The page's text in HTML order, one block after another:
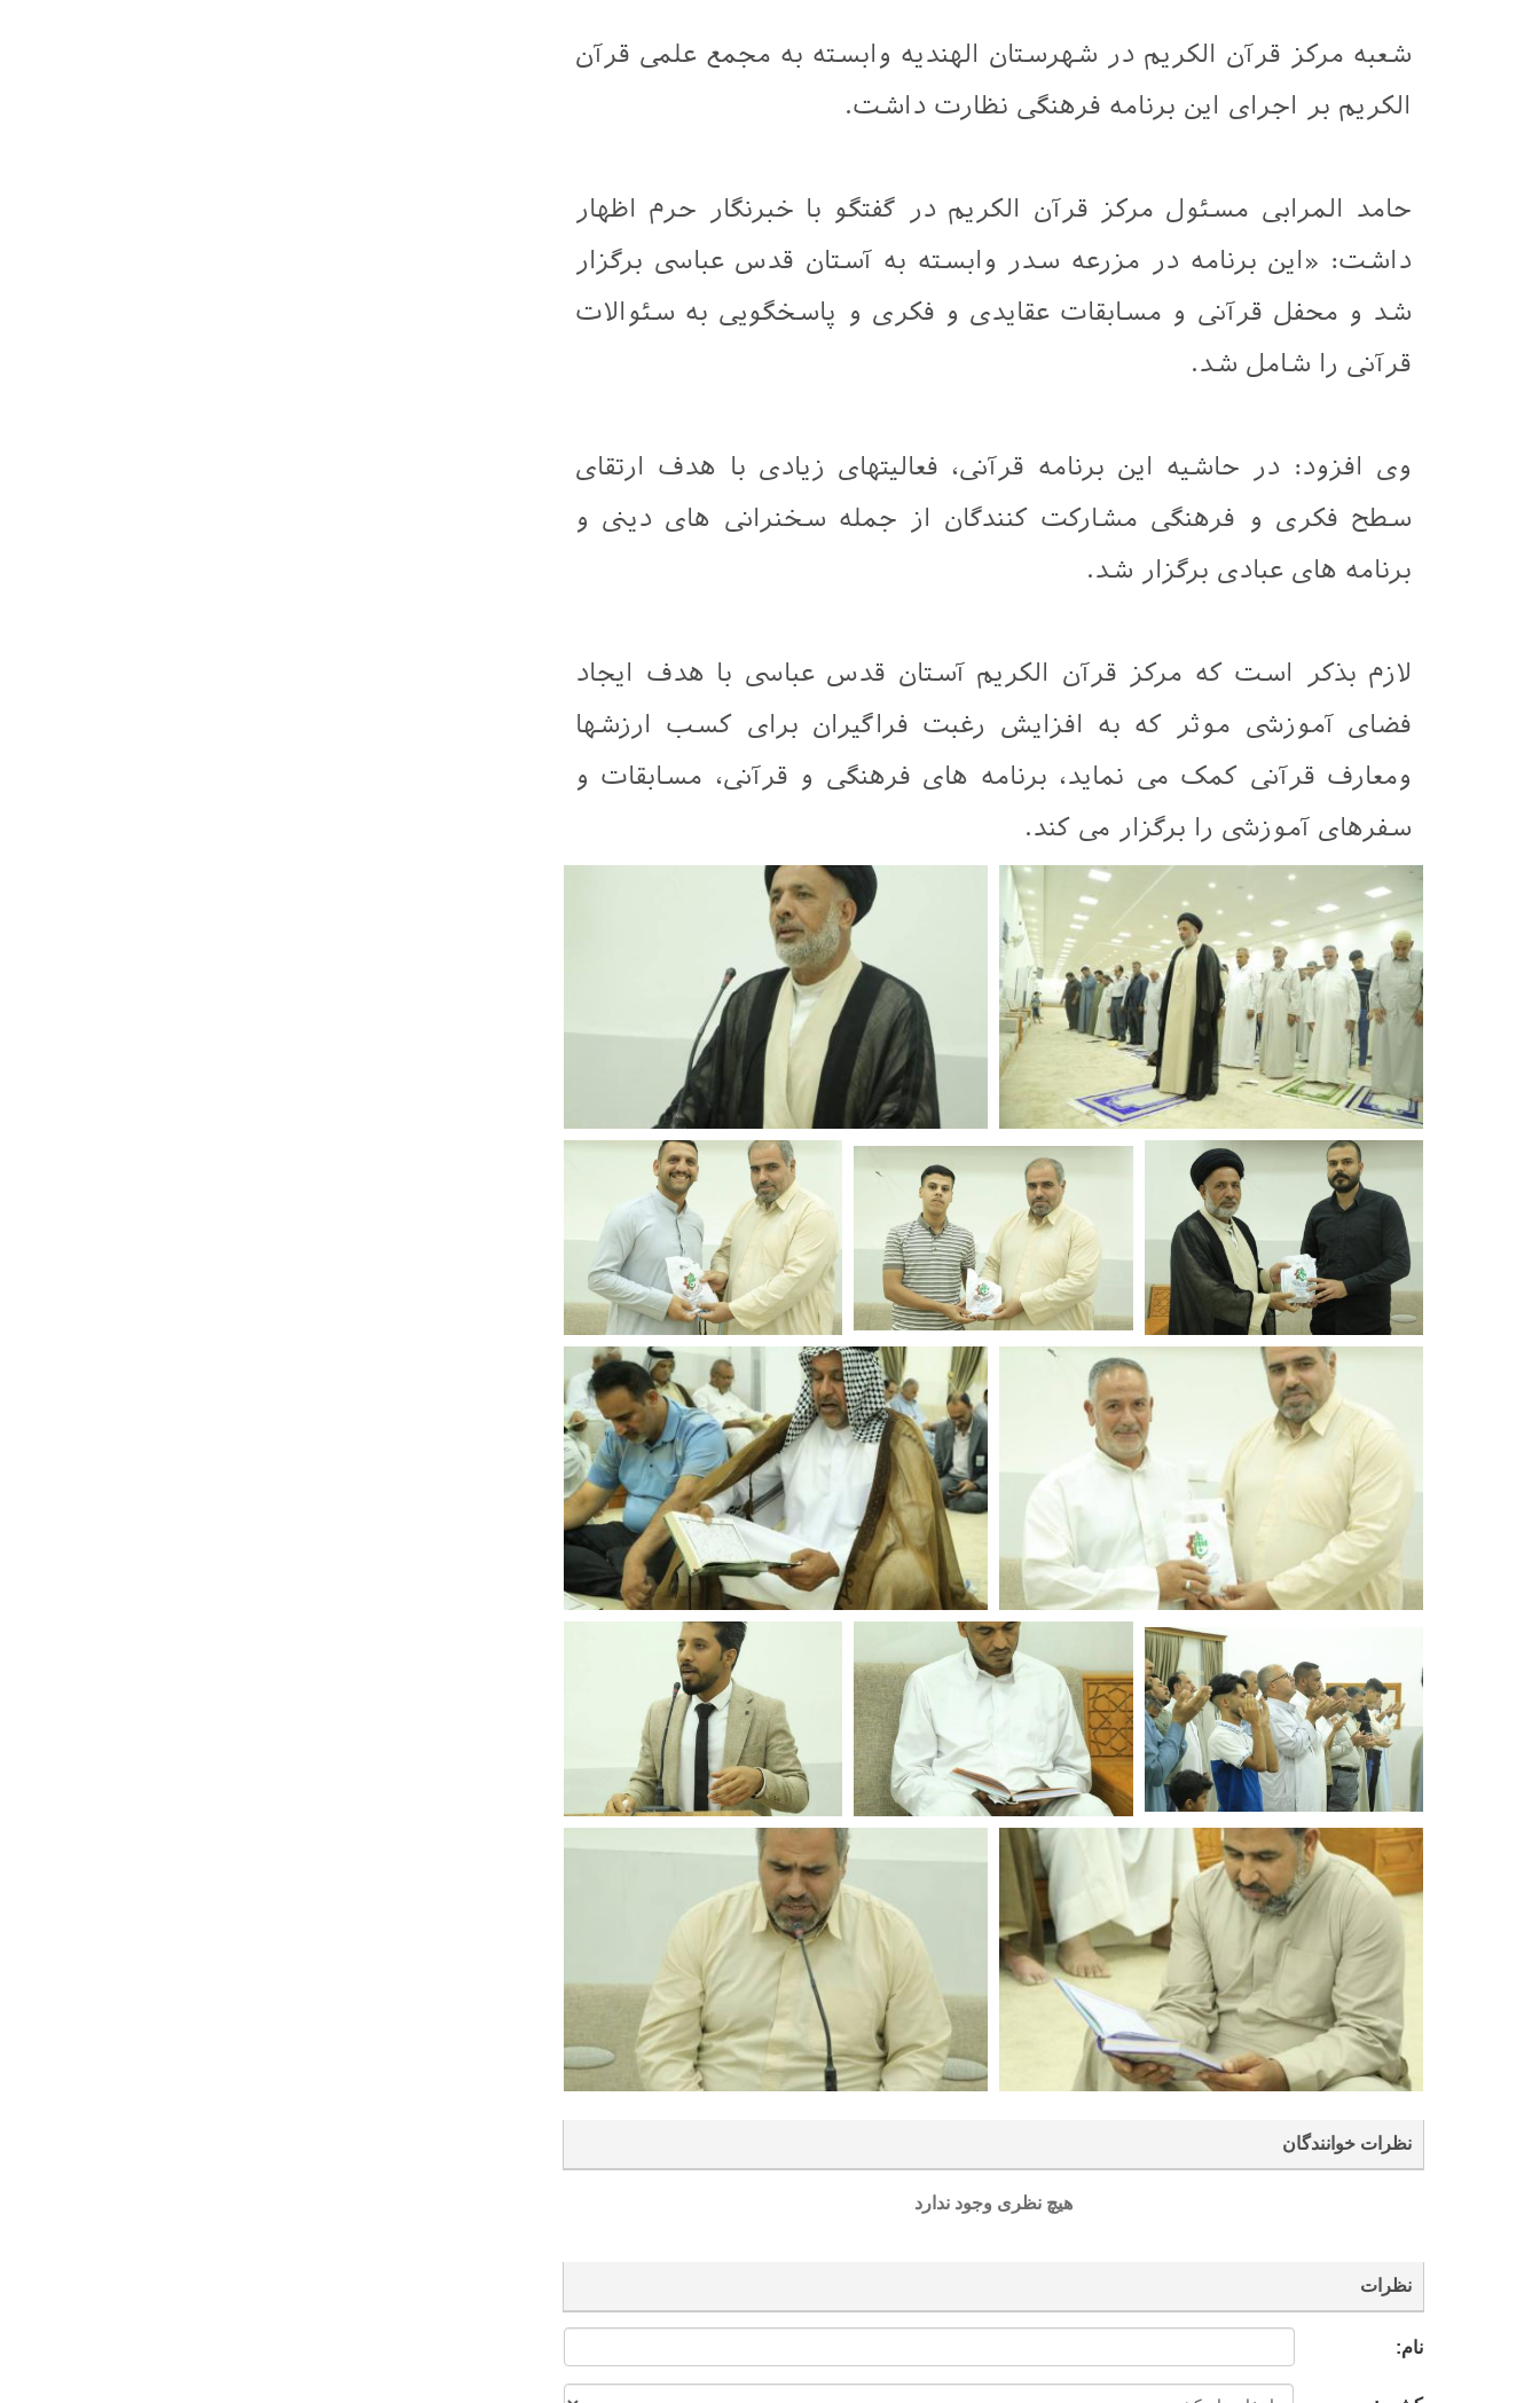
شعبه مرکز قرآن الکریم در شهرستان الهندیه وابسته به مجمع علمی قرآن
الکریم بر اجرای این برنامه فرهنگی نظارت داشت.
حامد المرابی مسئول مرکز قرآن الکریم در گفتگو با خبرنگار حرم اظهار
داشت: «این برنامه در مزرعه سدر وابسته به آستان قدس عباسی برگزار
شد و محفل قرآنی و مسابقات عقایدی و فکری و پاسخگویی به سئوالات
قرآنی را شامل شد.
وی افزود: در حاشیه این برنامه قرآنی، فعالیتهای زیادی با هدف ارتقای
سطح فکری و فرهنگی مشارکت کنندگان از جمله سخنرانی های دینی و
برنامه های عبادی برگزار شد.
لازم بذکر است که مرکز قرآن الکریم آستان قدس عباسی با هدف ایجاد
فضای آموزشی موثر که به افزایش رغبت فراگیران برای کسب ارزشها
ومعارف قرآنی کمک می نماید، برنامه های فرهنگی و قرآنی، مسابقات و
سفرهای آموزشی را برگزار می کند.
نظرات خوانندگان
هیچ نظری وجود ندارد
نظرات
نام: